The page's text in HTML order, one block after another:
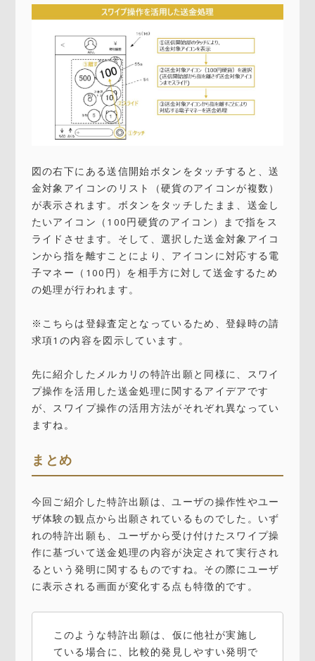
図の右下にある送信開始ボタンをタッチすると、送
金対象アイコンのリスト（硬貨のアイコンが複数）
が表示されます。ボタンをタッチしたまま、送金し
たいアイコン（100円硬貨のアイコン）まで指をス
ライドさせます。そして、選択した送金対象アイコ
ンから指を離すことにより、アイコンに対応する電
子マネー（100円）を相手方に対して送金するため
の処理が行われます。
※こちらは登録査定となっているため、登録時の請
求項1の内容を図示しています。
先に紹介したメルカリの特許出願と同様に、スワイ
プ操作を活用した送金処理に関するアイデアです
が、スワイプ操作の活用方法がそれぞれ異なってい
ますね。
まとめ
今回ご紹介した特許出願は、ユーザの操作性やユー
ザ体験の観点から出願されているものでした。いず
れの特許出願も、ユーザから受け付けたスワイプ操
作に基づいて送金処理の内容が決定されて実行され
るという発明に関するものですね。その際にユーザ
に表示される画面が変化する点も特徴的です。
このような特許出願は、仮に他社が実施し
ている場合に、比較的発見しやすい発明で